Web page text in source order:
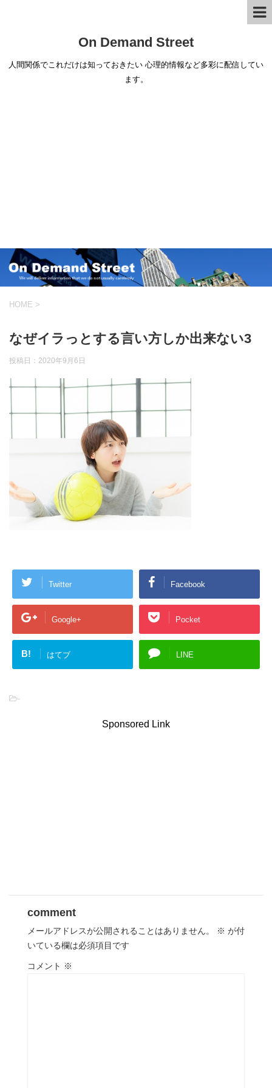
On Demand Street
人間関係でこれだけは知っておきたい 心理的情報など多彩に配信してい
ます。
HOME >
なぜイラっとする言い方しか出来ない3
投稿日： 2020年9月6日
Twitter Facebook
Google+ Pocket
B! はてブ LINE
-
Sponsored Link
comment
メールアドレスが公開されることはありません。 ※ が付
いている欄は必須項目です
コメント ※